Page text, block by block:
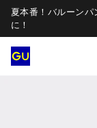
夏本番！バルーン
に！